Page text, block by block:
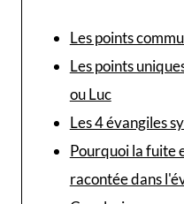
Les points
Les points
ou Luc
Les 4 évangiles
Pourquoi la fuite
racontée dans